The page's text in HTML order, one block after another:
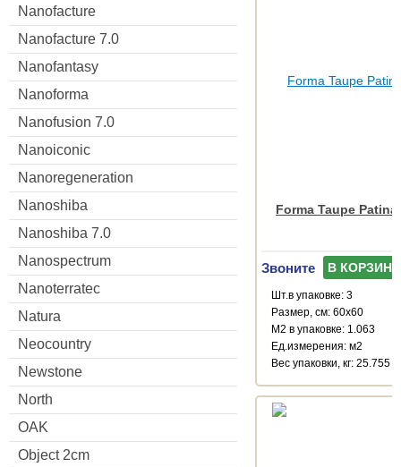
Nanofacture
Nanofacture 7.0
Nanofantasy
Nanoforma
Nanofusion 7.0
Nanoiconic
Nanoregeneration
Nanoshiba
Nanoshiba 7.0
Nanospectrum
Nanoterratec
Natura
Neocountry
Newstone
North
OAK
Object 2cm
Forma Taupe
Звоните В КОРЗИНУ
Шт.в упаковке: 3
Размер, см: 60x60
М2 в упаковке: 1.063
Ед.измерения: м2
Веc упаковки, кг: 25.755